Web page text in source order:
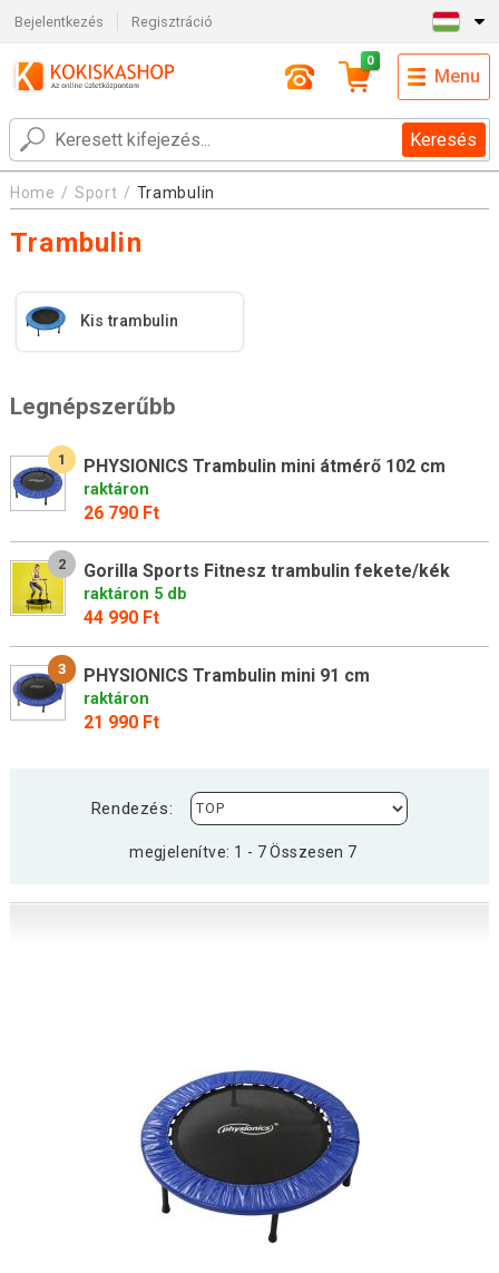
Bejelentkezés Regisztráció
Keresés
0
Menu
Home Sport Trambulin
Trambulin
Kis trambulin
Legnépszerűbb
1 PHYSIONICS Trambulin mini átmérő 102 cm
raktáron
26 790 Ft
2 Gorilla Sports Fitnesz trambulin fekete/kék
raktáron 5 db
44 990 Ft
3 PHYSIONICS Trambulin mini 91 cm
raktáron
21 990 Ft
Rendezés:
megjelenítve: 1 - 7 Összesen 7